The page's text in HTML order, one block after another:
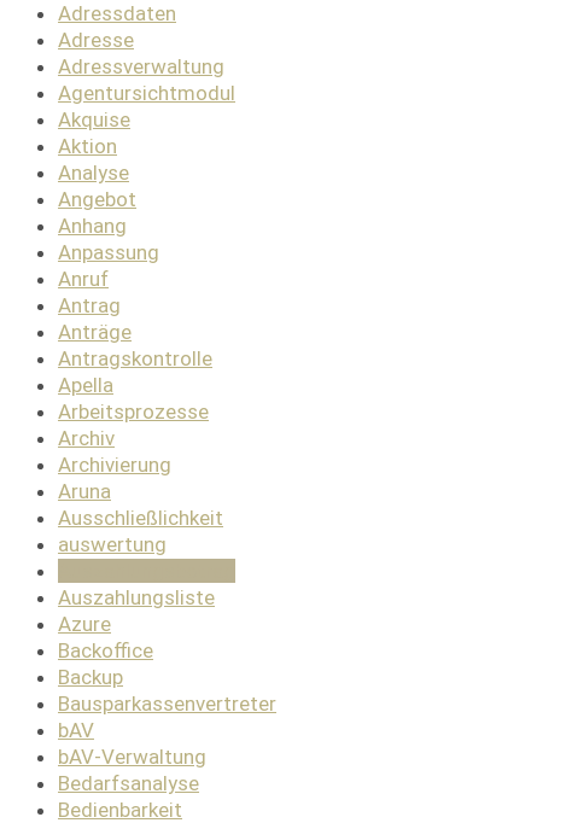
Adressdaten
Adresse
Adressverwaltung
Agentursichtmodul
Akquise
Aktion
Analyse
Angebot
Anhang
Anpassung
Anruf
Antrag
Anträge
Antragskontrolle
Apella
Arbeitsprozesse
Archiv
Archivierung
Aruna
Ausschließlichkeit
auswertung
Auszahlungsliste
Azure
Backoffice
Backup
Bausparkassenvertreter
bAV
bAV-Verwaltung
Bedarfsanalyse
Bedienbarkeit